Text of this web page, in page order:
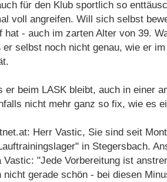
für den Klub sportlich so
voll angreifen. Will sich selbst
hat - auch im zarten Alter von 39.
er selbst noch nicht genau, wie er
er beim LASK bleibt, auch in einer
nicht mehr ganz so fix, wie es
Herr Vastic, Sie sind seit
in Stegersbach.
Vastic: "Jede Vorbereitung ist
nicht gerade schön - bei diesen